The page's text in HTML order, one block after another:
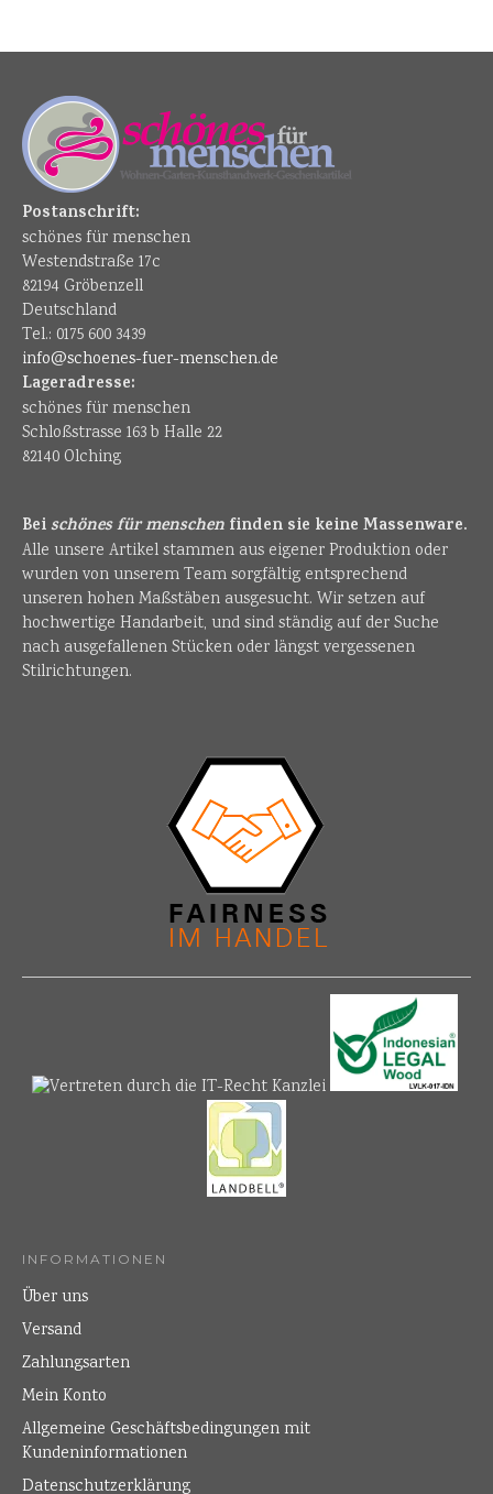
Postanschrift:
schönes für menschen
Westendstraße 17c
82194 Gröbenzell
Deutschland
Tel.: 0175 600 3439
info@schoenes-fuer-menschen.de
Lageradresse:
schönes für menschen
Schloßstrasse 163 b Halle 22
82140 Olching
Beischönes für menschen finden sie keine Massenware.
Alle unsere Artikel stammen aus eigener Produktion oder
wurden von unserem Team sorgfältig entsprechend
unseren hohen Maßstäben ausgesucht. Wir setzen auf
hochwertige Handarbeit, und sind ständig auf der Suche
nach ausgefallenen Stücken oder längst vergessenen
Stilrichtungen.
INFORMATIONEN
Über uns
Versand
Zahlungsarten
Mein Konto
Allgemeine Geschäftsbedingungen mit
Kundeninformationen
Datenschutzerklärung